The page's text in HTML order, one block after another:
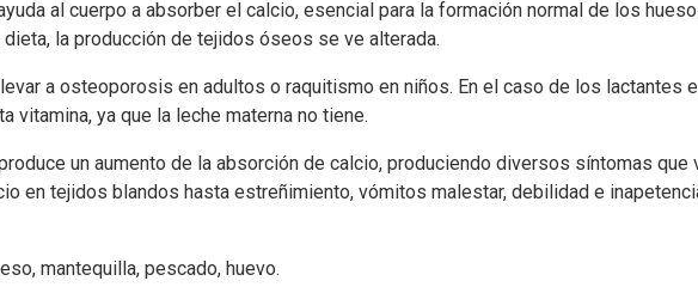
al cuerpo a absorber el calcio, esencial para la formación normal de los
la producción de tejidos óseos se ve alterada.
a osteoporosis en adultos o raquitismo en niños. En el caso de los lactantes
vitamina, ya que la leche materna no tiene.
un aumento de la absorción de calcio, produciendo diversos síntomas que
en tejidos blandos hasta estreñimiento, vómitos malestar, debilidad e
mantequilla, pescado, huevo.